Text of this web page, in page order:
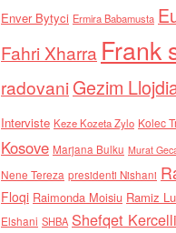
Enver Bytyci Ermira Babamusta
Fahri Xharra Frank
radovaniGezim
Interviste Keze Kozeta Zylo Kolec
Kosove Marjana Bulku Murat
Nene Tereza presidenti Nishani
Floqi Raimonda Moisiu Ramiz
Elshani SHBA Shefqet Kercelli